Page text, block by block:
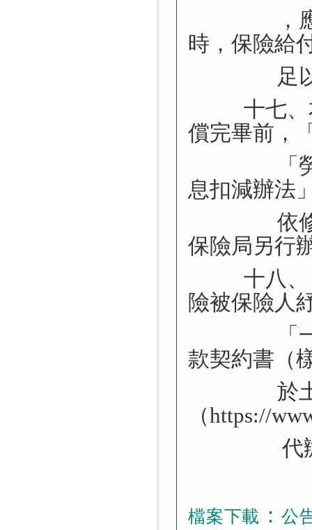
時，保險給
足
十七
償完畢前，
息扣減辦法
依
保險局另行
十八
險被保險人
款契約書（
於
（https://
代
檔案下載 ：公